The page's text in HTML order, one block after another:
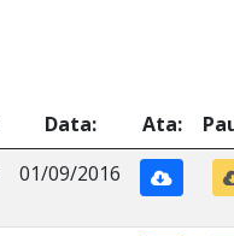
Data: Ata:
01/09/2016